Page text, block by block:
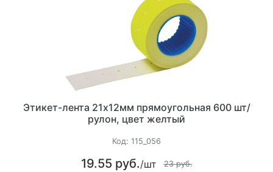
Этикет-лента 21х12мм прямоугольная 600 шт/
рулон, цвет желтый
Код: 115_056
19.55 руб./шт 23 руб.